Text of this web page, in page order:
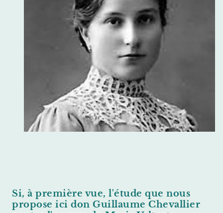
Si, à première vue, l'étude que nous
propose ici don Guillaume Chevallier